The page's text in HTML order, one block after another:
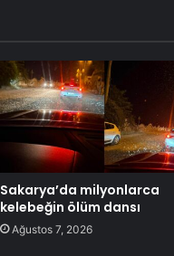
Sakarya’da milyonlarca
kelebeğin ölüm dansı
Ağustos 7, 2026